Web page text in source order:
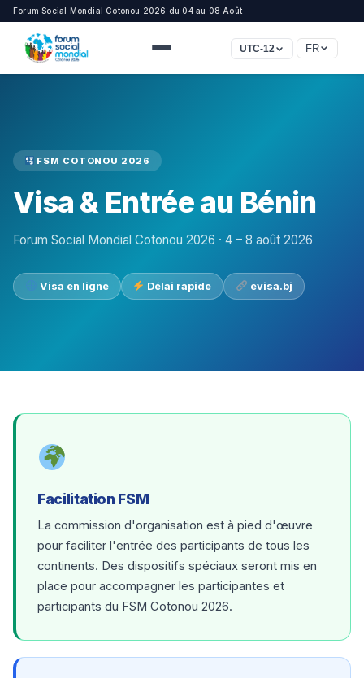
Forum Social Mondial Cotonou 2026 du 04 au 08 Août
UTC-12 FR
FSM COTONOU 2026
Visa & Entrée au Bénin
Forum Social Mondial Cotonou 2026 · 4 – 8 août 2026
Visa en ligne Délai rapide evisa.bj
Facilitation FSM
La commission d'organisation est à pied d'œuvre
pour faciliter l'entrée des participants de tous les
continents. Des dispositifs spéciaux seront mis en
place pour accompagner les participantes et
participants du FSM Cotonou 2026.